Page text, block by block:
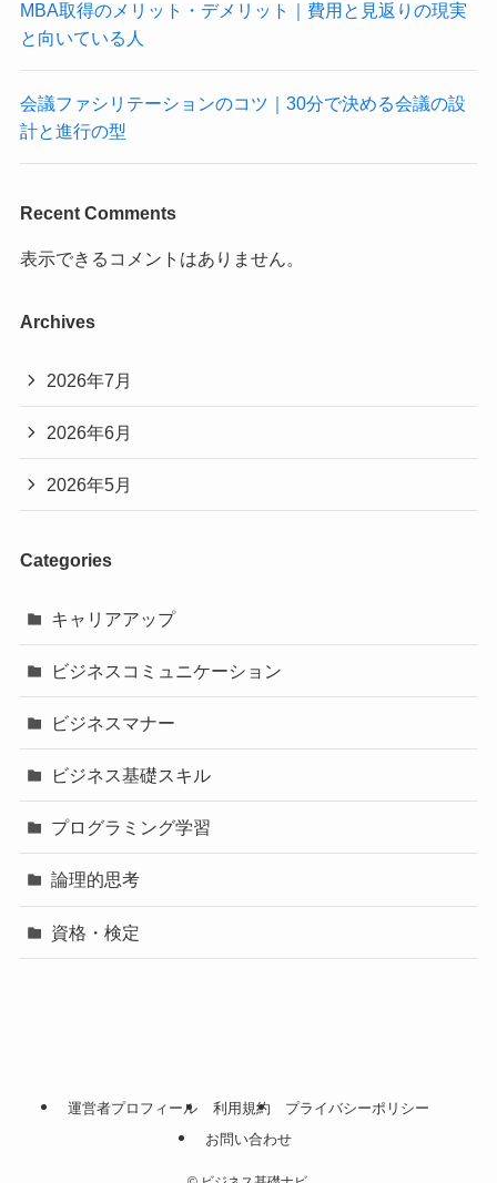
MBA取得のメリット・デメリット｜費用と見返りの現実
と向いている人
会議ファシリテーションのコツ｜30分で決める会議の設
計と進行の型
Recent Comments
表示できるコメントはありません。
Archives
2026年7月
2026年6月
2026年5月
Categories
キャリアアップ
ビジネスコミュニケーション
ビジネスマナー
ビジネス基礎スキル
プログラミング学習
論理的思考
資格・検定
運営者プロフィール 利用規約
プライバシーポリシー
お問い合わせ